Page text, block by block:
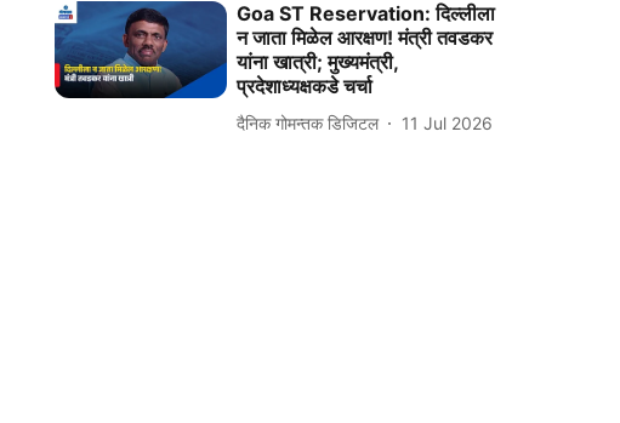
Goa ST Reservation: दिल्लीला
न जाता मिळेल आरक्षण! मंत्री तवडकर
यांना खात्री; मुख्यमंत्री,
प्रदेशाध्यक्षकडे चर्चा
दैनिक गोमन्तक डिजिटल 11 Jul 2026